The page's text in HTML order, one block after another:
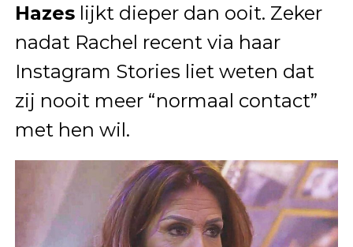
Hazeslijkt dieper dan ooit. Zeker
nadat Rachel recent via haar
Instagram Stories liet weten dat
zij nooit meer “normaal contact”
met hen wil.